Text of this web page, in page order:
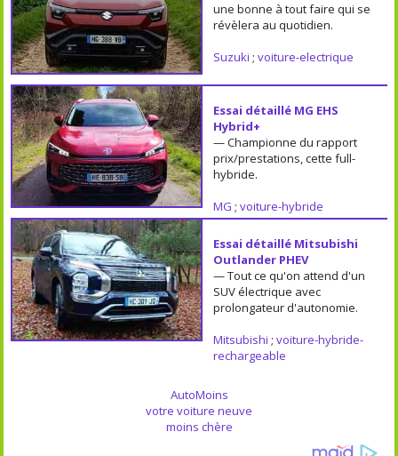
une bonne à tout faire qui se
révèlera au quotidien.
Suzuki ; voiture-electrique
Essai détaillé MG EHS
Hybrid+
— Championne du rapport
prix/prestations, cette full-
hybride.
MG ; voiture-hybride
Essai détaillé Mitsubishi
Outlander PHEV
— Tout ce qu'on attend d'un
SUV électrique avec
prolongateur d'autonomie.
Mitsubishi ; voiture-hybride-
rechargeable
AutoMoins
votre voiture neuve
moins chère